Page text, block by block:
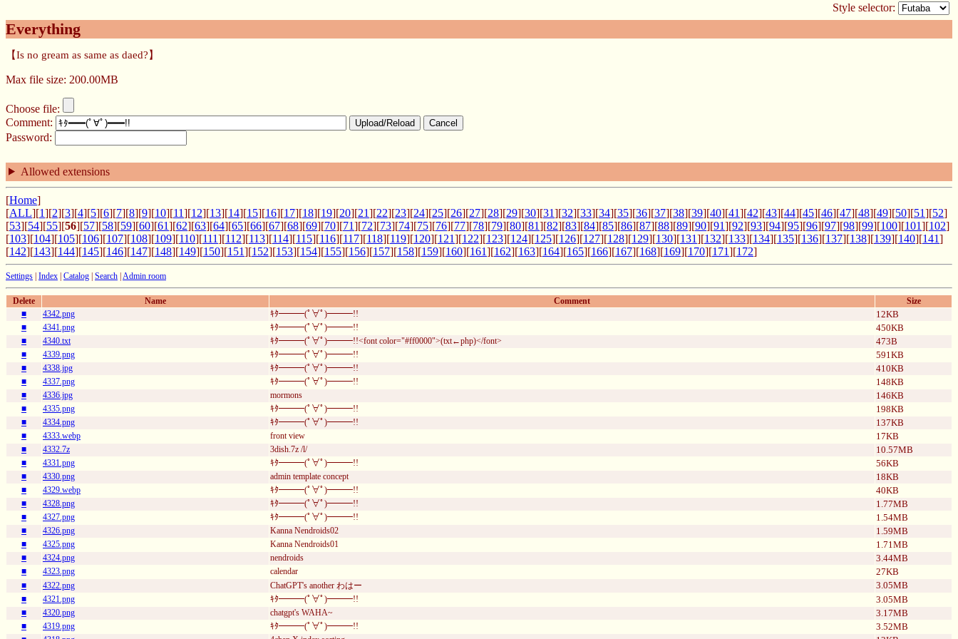
Style selector:
Everything
【Is no gream as same as daed?】
Max file size: 200.00MB
Choose file:
Comment:
Upload/Reload Cancel
Password:
Allowed extensions
[Home]
[ALL][1][2][3][4][5][6][7][8][9][10][11][12][13][14][15][16][17][18][19][20][21][22][23][24][25][26][27][28][29][30][31][32][33][34][35][36][37][38][39][40][41][42][43][44][45][46][47][48][49][50][51][52]
[53][54][55][56][57][58][59][60][61][62][63][64][65][66][67][68][69][70][71][72][73][74][75][76][77][78][79][80][81][82][83][84][85][86][87][88][89][90][91][92][93][94][95][96][97][98][99][100][101][102]
[103][104][105][106][107][108][109][110][111][112][113][114][115][116][117][118][119][120][121][122][123][124][125][126][127][128][129][130][131][132][133][134][135][136][137][138][139][140][141]
[142][143][144][145][146][147][148][149][150][151][152][153][154][155][156][157][158][159][160][161][162][163][164][165][166][167][168][169][170][171][172]
Settings | Index | Catalog | Search | Admin room
Delete Name Comment
Size
■
4342.png ｷﾀ━━━(ﾟ∀ﾟ)━━━!! 12KB
■ 4341.png ｷﾀ━━━(ﾟ∀ﾟ)━━━!! 450KB
■ 4340.txt ｷﾀ━━━(ﾟ∀ﾟ)━━━!!<font color="#ff0000">(txt←php)</font> 473B
■ 4339.png ｷﾀ━━━(ﾟ∀ﾟ)━━━!! 591KB
■ 4338.jpg ｷﾀ━━━(ﾟ∀ﾟ)━━━!! 410KB
■ 4337.png ｷﾀ━━━(ﾟ∀ﾟ)━━━!! 148KB
■ 4336.jpg mormons 146KB
■ 4335.png ｷﾀ━━━(ﾟ∀ﾟ)━━━!! 198KB
■ 4334.png ｷﾀ━━━(ﾟ∀ﾟ)━━━!! 137KB
■ 4333.webp front view 17KB
■ 4332.7z 3dish.7z /l/ 10.57MB
■ 4331.png ｷﾀ━━━(ﾟ∀ﾟ)━━━!! 56KB
■ 4330.png admin template concept 18KB
■ 4329.webp ｷﾀ━━━(ﾟ∀ﾟ)━━━!! 40KB
■ 4328.png ｷﾀ━━━(ﾟ∀ﾟ)━━━!! 1.77MB
■ 4327.png ｷﾀ━━━(ﾟ∀ﾟ)━━━!! 1.54MB
■ 4326.png Kanna Nendroids02 1.59MB
■ 4325.png Kanna Nendroids01 1.71MB
■ 4324.png nendroids 3.44MB
■ 4323.png calendar 27KB
■ 4322.png ChatGPT's another わはー 3.05MB
■ 4321.png ｷﾀ━━━(ﾟ∀ﾟ)━━━!! 3.05MB
■ 4320.png chatgpt's WAHA~ 3.17MB
■ 4319.png ｷﾀ━━━(ﾟ∀ﾟ)━━━!! 3.52MB